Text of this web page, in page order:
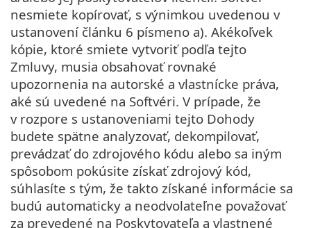
nesmiete kopírovať, s výnimkou uvedenou v
ustanovení článku 6 písmeno a). Akékoľvek
kópie, ktoré smiete vytvoriť podľa tejto
Zmluvy, musia obsahovať rovnaké
upozornenia na autorské a vlastnícke práva,
aké sú uvedené na Softvéri. V prípade, že
v rozpore s ustanoveniami tejto Dohody
budete spätne analyzovať, dekompilovať,
prevádzať do zdrojového kódu alebo sa iným
spôsobom pokúsite získať zdrojový kód,
súhlasíte s tým, že takto získané informácie sa
budú automaticky a neodvolateľne považovať
za prevedené na Poskytovateľa a vlastnené